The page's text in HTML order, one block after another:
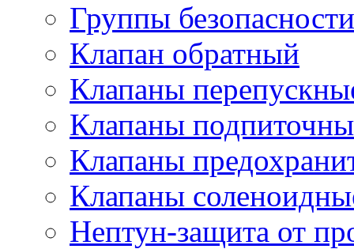
Группы безопасности
Клапан обратный
Клапаны
Клапаны
Клапаны
Клапаны
Нептун-защита от